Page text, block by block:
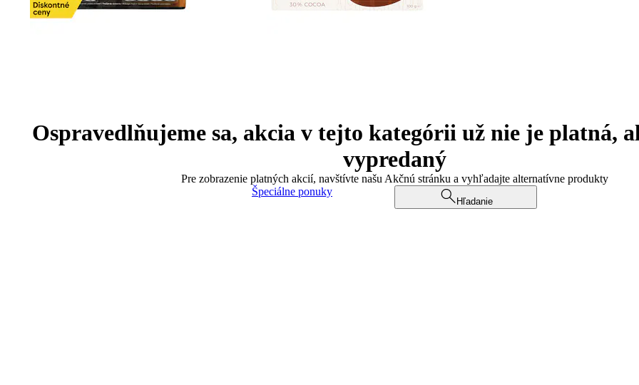
Ospravedlňujeme sa, akcia v tejto kategórii už nie je platná,
vypredaný
Pre zobrazenie platných akcií, navštívte našu Akčnú stránku a vyhľadajte alternatívne produkty
Špeciálne ponuky
Hľadanie